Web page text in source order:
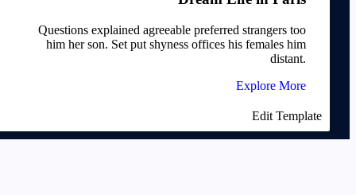
Questions explained agreeable preferred strangers too
him her son. Set put shyness offices his females him
distant.
Explore More
Edit Template